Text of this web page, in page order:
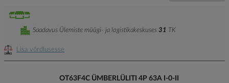
Lisa võrdlusesse
Saadavus Ülemiste müügi- ja logistikakeskuses 31 TK
OT63F4C ÜMBERLÜLITI 4P 63A I-0-II